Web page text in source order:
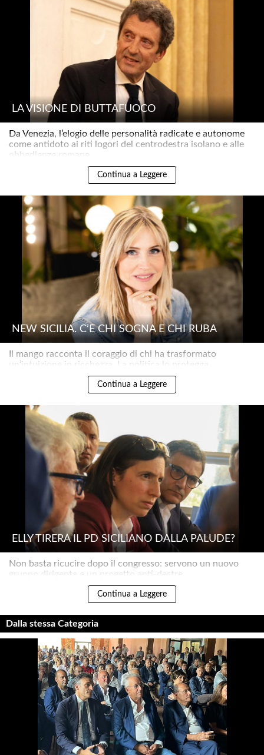
LA VISIONE DI BUTTAFUOCO
Da Venezia, l’elogio delle personalità radicate e autonome
come antidoto ai riti logori del centrodestra isolano e alle
obbedienze romane..
Continua a Leggere
NEW SICILIA. C’È CHI SOGNA E CHI RUBA
Il mango racconta il coraggio di chi ha trasformato
un’intuizione in ricchezza. La politica lo protegga..
Continua a Leggere
ELLY TIRERÀ IL PD SICILIANO DALLA PALUDE?
Non basta ricucire dopo il congresso: servono un nuovo
gruppo dirigente e un progetto anti-destre..
Continua a Leggere
Dalla stessa Categoria